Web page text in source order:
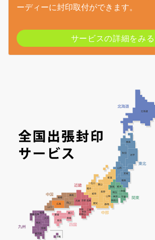
ーディーに封印取付ができます。
サービスの詳細をみる